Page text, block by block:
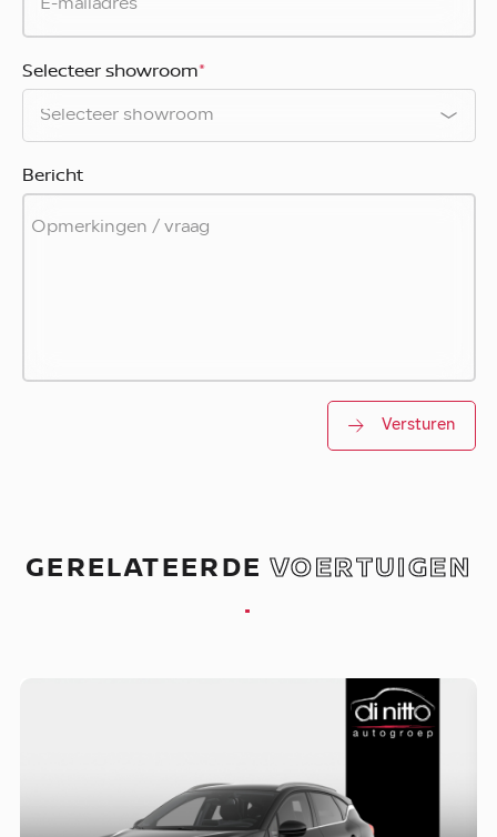
Selecteer showroom*
Bericht
Versturen
GERELATEERDEVOERTUIGEN
.